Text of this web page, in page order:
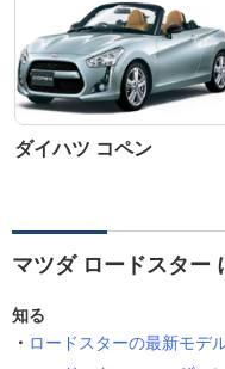
ダイハツ コペン
マツダ ロードスター
知る
ロードスターの最新モデ